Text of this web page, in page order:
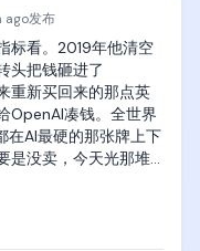
起眉，双手拍了一
）
松开，转成害羞的
管道仍在慢慢转。
点。
ago发布
标看。2019年他清空
头把钱砸进了
重新买回来的那点英
OpenAI凑钱。全世界
在AI最硬的那张牌上下
是没卖，今天光那堆
他学了两遍，还在